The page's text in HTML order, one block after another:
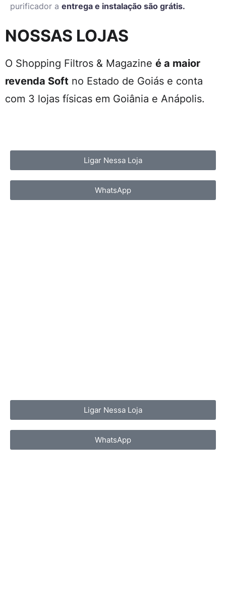
purificador a entrega e instalação são grátis.
NOSSAS LOJAS
O Shopping Filtros & Magazine é a maior
revenda Soft no Estado de Goiás e conta
com 3 lojas físicas em Goiânia e Anápolis.
Ligar Nessa Loja
WhatsApp
Ligar Nessa Loja
WhatsApp